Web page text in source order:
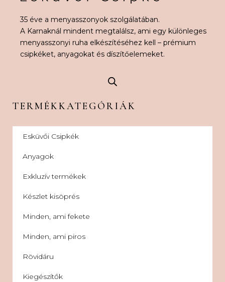
35 éve a menyasszonyok szolgálatában.
A Karnaknál mindent megtalálsz, ami egy különleges
menyasszonyi ruha elkészítéséhez kell – prémium
csipkéket, anyagokat és díszítőelemeket.
TERMÉKKATEGÓRIÁK
Esküvői Csipkék
Anyagok
Exkluzív termékek
Készlet kisöprés
Minden, ami fekete
Minden, ami piros
Rövidáru
Kiegészítők